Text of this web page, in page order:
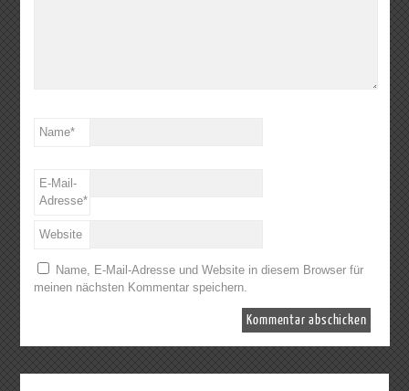
Name*
E-Mail-
Adresse*
Website
Name, E-Mail-Adresse und Website in diesem Browser für
meinen nächsten Kommentar speichern.